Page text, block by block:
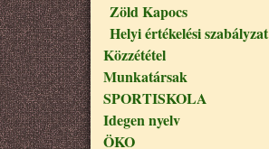
Zöld Kapocs
Helyi értékelési szabályzat
Közzététel
Munkatársak
SPORTISKOLA
Idegen nyelv
ÖKO